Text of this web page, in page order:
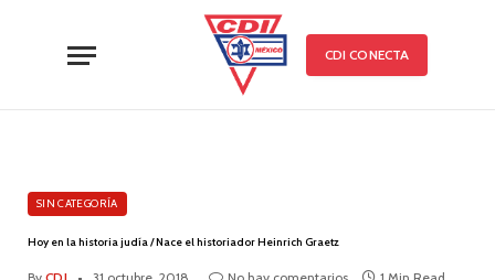
CDI CONECTA
SIN CATEGORÍA
Hoy en la historia judía / Nace el historiador Heinrich Graetz